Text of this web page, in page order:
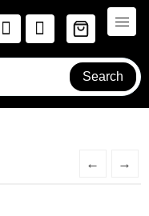
Search
← →